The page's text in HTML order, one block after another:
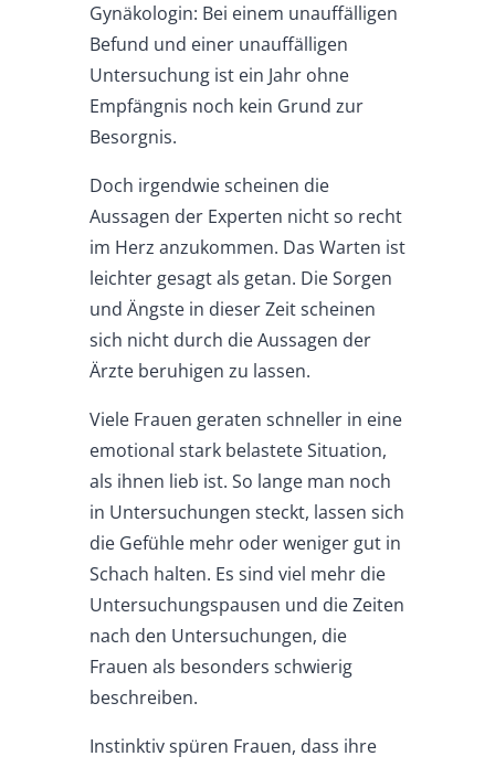
Gynäkologin: Bei einem unauffälligen
Befund und einer unauffälligen
Untersuchung ist ein Jahr ohne
Empfängnis noch kein Grund zur
Besorgnis.
Doch irgendwie scheinen die
Aussagen der Experten nicht so recht
im Herz anzukommen. Das Warten ist
leichter gesagt als getan. Die Sorgen
und Ängste in dieser Zeit scheinen
sich nicht durch die Aussagen der
Ärzte beruhigen zu lassen.
Viele Frauen geraten schneller in eine
emotional stark belastete Situation,
als ihnen lieb ist. So lange man noch
in Untersuchungen steckt, lassen sich
die Gefühle mehr oder weniger gut in
Schach halten. Es sind viel mehr die
Untersuchungspausen und die Zeiten
nach den Untersuchungen, die
Frauen als besonders schwierig
beschreiben.
Instinktiv spüren Frauen, dass ihre